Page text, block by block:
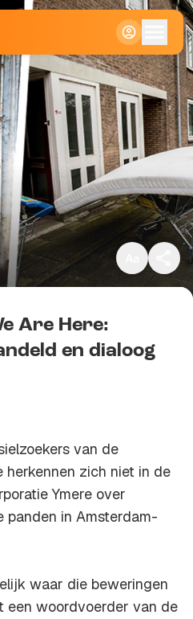
Klein
Standaard
Groot
Kopieer link
Are Here:
en dialoog
van de
herkennen zich niet in de
Ymere over
panden in Amsterdam-
waar die beweringen
een woordvoerder van de